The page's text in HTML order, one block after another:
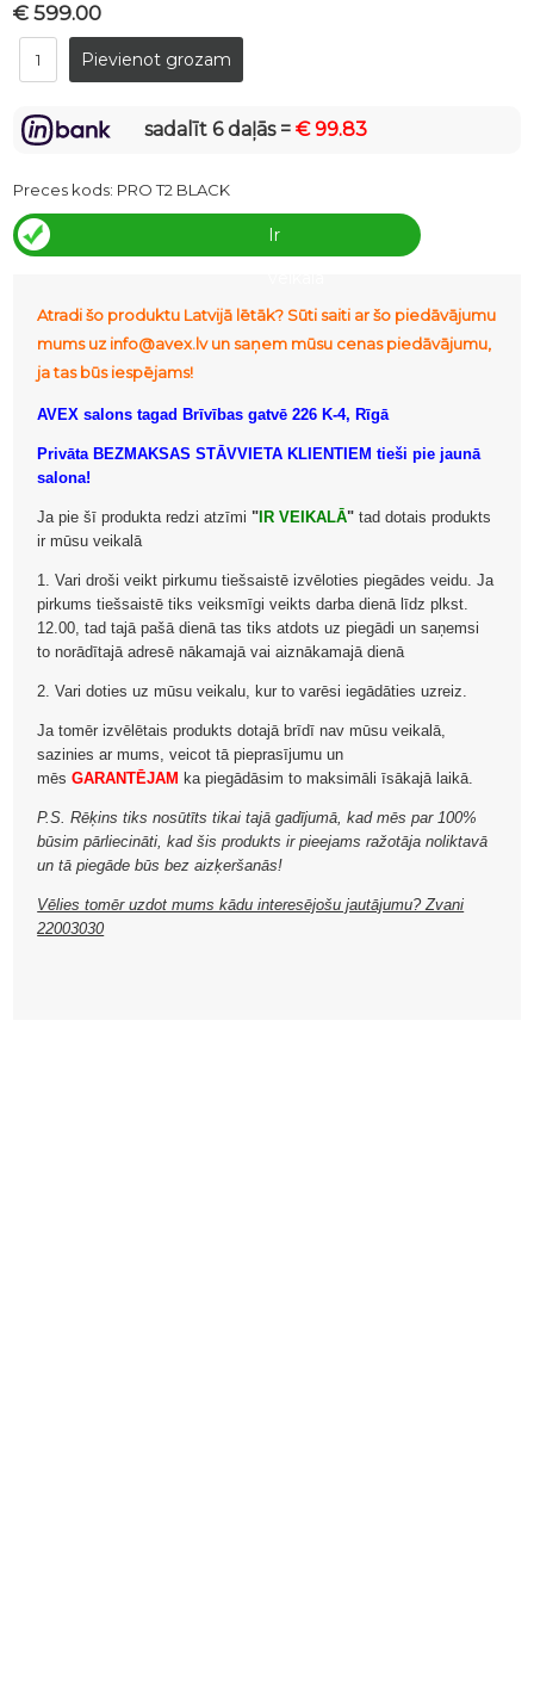
€ 599.00
sadalīt 6 daļās =€ 99.83
Preces kods: PRO T2 BLACK
Ir
Atradi šo produktu Latvijā lētāk? Sūti saiti ar šo piedāvājumu
mums uz info@avex.lv un saņem mūsu cenas piedāvājumu,
ja tas būs iespējams!
AVEX salons tagad Brīvības gatvē 226 K-4, Rīgā
Privāta BEZMAKSAS STĀVVIETA KLIENTIEM tieši pie jaunā
salona!
Ja pie šī produkta redzi atzīmi " IR VEIKALĀ" tad dotais produkts
ir mūsu veikalā
1. Vari droši veikt pirkumu tiešsaistē izvēloties piegādes veidu. Ja
pirkums tiešsaistē tiks veiksmīgi veikts darba dienā līdz plkst.
12.00, tad tajā pašā dienā tas tiks atdots uz piegādi un saņemsi
to norādītajā adresē nākamajā vai aiznākamajā dienā
2. Vari doties uz mūsu veikalu, kur to varēsi iegādāties uzreiz.
Ja tomēr izvēlētais produkts dotajā brīdī nav mūsu veikalā,
sazinies ar mums, veicot tā pieprasījumu un
mēsGARANTĒJAM ka piegādāsim to maksimāli īsākajā laikā.
P.S. Rēķins tiks nosūtīts tikai tajā gadījumā, kad mēs par 100%
būsim pārliecināti, kad šis produkts ir pieejams ražotāja noliktavā
un tā piegāde būs bez aizķeršanās!
Vēlies tomēr uzdot mums kādu interesējošu jautājumu? Zvani
22003030